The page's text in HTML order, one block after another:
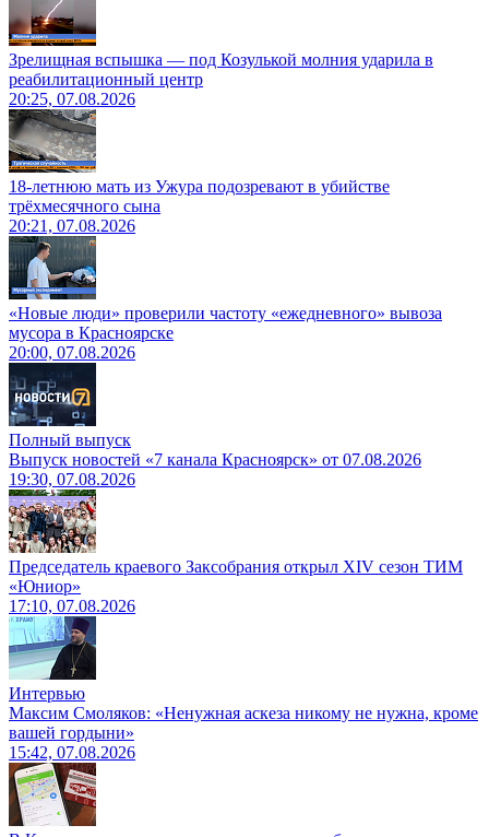
Зрелищная вспышка — под Козулькой молния ударила в
реабилитационный центр
20:25, 07.08.2026
18-летнюю мать из Ужура подозревают в убийстве
трёхмесячного сына
20:21, 07.08.2026
«Новые люди» проверили частоту «ежедневного» вывоза
мусора в Красноярске
20:00, 07.08.2026
Полный выпуск
Выпуск новостей «7 канала Красноярск» от 07.08.2026
19:30, 07.08.2026
Председатель краевого Заксобрания открыл XIV сезон ТИМ
«Юниор»
17:10, 07.08.2026
Интервью
Максим Смоляков: «Ненужная аскеза никому не нужна, кроме
вашей гордыни»
15:42, 07.08.2026